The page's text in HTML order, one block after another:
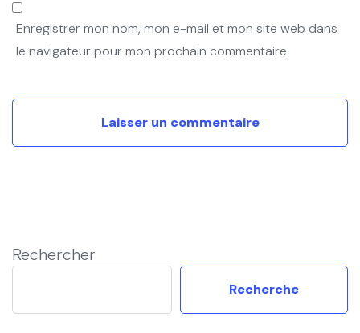
Enregistrer mon nom, mon e-mail et mon site web dans
le navigateur pour mon prochain commentaire.
Rechercher
Recherche